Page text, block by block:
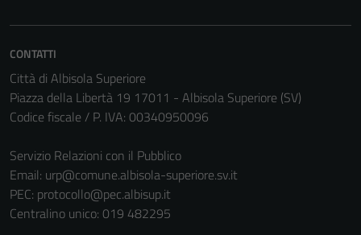
CONTATTI
Città di Albisola Superiore
Piazza della Libertà 19 17011 - Albisola Superiore (SV)
Codice fiscale / P. IVA: 00340950096
Servizio Relazioni con il Pubblico
Email: urp@comune.albisola-superiore.sv.it
PEC: protocollo@pec.albisup.it
Centralino unico: 019 482295